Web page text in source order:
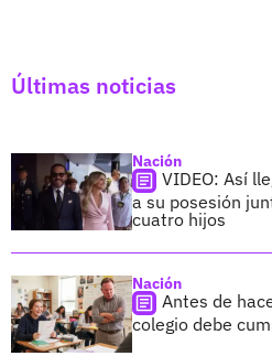
Últimas noticias
Nación
VIDEO: Así
a su posesión
cuatro hijos
Nación
Antes de
colegio debe